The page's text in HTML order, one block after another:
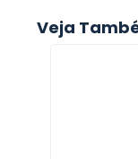
Veja